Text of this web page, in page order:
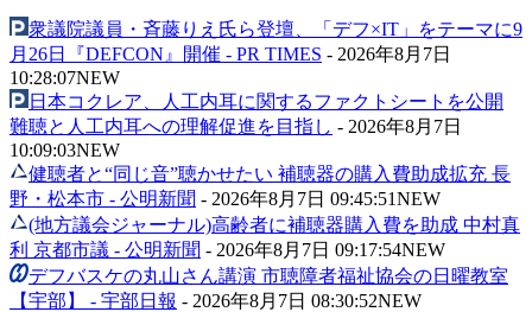
衆議院議員・斉藤りえ氏ら登壇、「デフ×IT」をテーマに9
月26日『DEFCON』開催 - PR TIMES - 2026年8月7日
10:28:07NEW
日本コクレア、人工内耳に関するファクトシートを公開
難聴と人工内耳への理解促進を目指し - 2026年8月7日
10:09:03NEW
健聴者と“同じ音”聴かせたい 補聴器の購入費助成拡充 長
野・松本市 - 公明新聞 - 2026年8月7日 09:45:51NEW
(地方議会ジャーナル)高齢者に補聴器購入費を助成 中村真
利 京都市議 - 公明新聞 - 2026年8月7日 09:17:54NEW
デフバスケの丸山さん講演 市聴障者福祉協会の日曜教室
【宇部】 - 宇部日報 - 2026年8月7日 08:30:52NEW